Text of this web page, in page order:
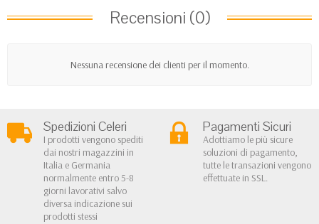
Recensioni (0)
Nessuna recensione dei clienti per il momento.
Spedizioni Celeri
I prodotti vengono spediti
dai nostri magazzini in
Italia e Germania
normalmente entro 5-8
giorni lavorativi salvo
diversa indicazione sui
prodotti stessi
Pagamenti Sicuri
Adottiamo le più sicure
soluzioni di pagamento,
tutte le transazioni vengono
effettuate in SSL.